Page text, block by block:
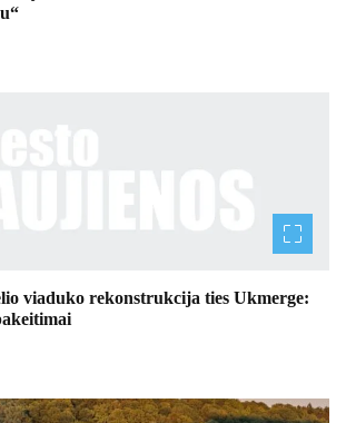
viaduko rekonstrukcija ties Ukmerge: